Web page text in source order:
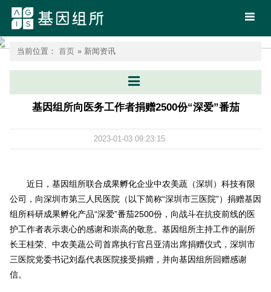
当前位置： 首页 » 新闻资讯
基因组所向医务工作者捐赠2500份“深爱”番茄
2023-01-03 09:23:15
近日，基因组所联合成果孵化企业中农美蔬（深圳）科技有限
公司，向深圳市第三人民医院（以下简称“深圳市三医院”）捐赠基因
组所科研成果孵化产品“深爱”番茄2500份，向战斗在抗疫前线的医
护工作者表示衷心的感谢和崇高的敬意。基因组所主持工作的副所
长王桂荣、中农美蔬公司首席执行官吕亚清出席捐赠仪式，深圳市
三医院党委书记刘磊代表医院接受捐赠，并向基因组所回赠感谢
信。